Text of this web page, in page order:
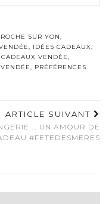
SUR YON,
, IDÉES CADEAUX,
VENDÉE,
, PRÉFÉRENCES
ARTICLE SUIVANT
… UN AMOUR DE
#FETEDESMERES